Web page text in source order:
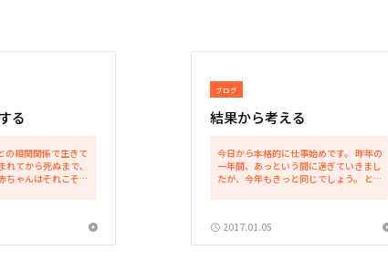
る
の相関関係で生きて
れてから死ぬまで、
ちゃんはそれこそ、
...
ブログ
結果から考える
今日から本格的に仕事始めです。 昨年の
一年間、あっという間に過ぎていきまし
たが、今年もきっと同じでしょう。 とこ
どのような「結果」...
2017.01.05